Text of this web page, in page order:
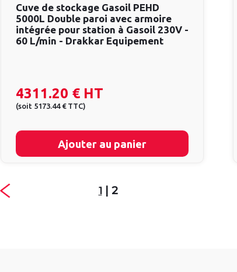
Cuve de stockage Gasoil PEHD
5000L Double paroi avec armoire
intégrée pour station à Gasoil 230V -
60 L/min - Drakkar Equipement
4311.20 € HT
(soit 5173.44 € TTC)
Ajouter au panier
1| 2